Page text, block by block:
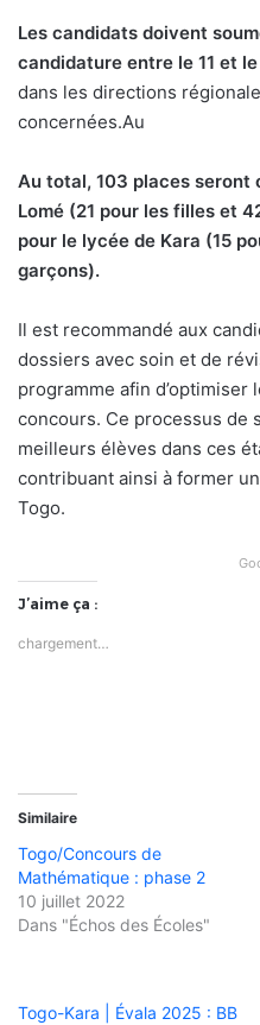
Les candidats doivent
candidature entre le 11 et
dans les directions
concernées.Au
Au total, 103 places
Lomé (21 pour les filles et
pour le lycée de Kara (15
garçons).
Il est recommandé aux
dossiers avec soin et de
programme afin
concours. Ce processus de
meilleurs élèves dans ces
contribuant ainsi à former
Togo.
J’aime ça :
chargement…
Similaire
Togo/Concours de
Mathématique : phase 2
10 juillet 2022
Dans "Échos des Écoles"
Togo-Kara | Évala 2025 : BB